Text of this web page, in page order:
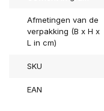
Afmetingen van de
verpakking (B x H x
L in cm)
SKU
EAN